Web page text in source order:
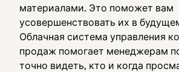
материалами. Это поможет вам
усовершенствовать их в
Облачная система управления
продаж помогает менеджерам
точно видеть, кто и когда